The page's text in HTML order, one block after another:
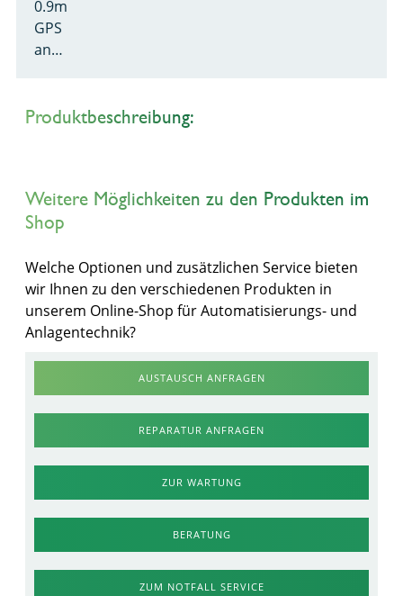
0.9m
GPS
an…
Produktbeschreibung:
Weitere Möglichkeiten zu den Produkten im
Shop
Welche Optionen und zusätzlichen Service bieten
wir Ihnen zu den verschiedenen Produkten in
unserem Online-Shop für Automatisierungs- und
Anlagentechnik?
AUSTAUSCH ANFRAGEN
REPARATUR ANFRAGEN
ZUR WARTUNG
BERATUNG
ZUM NOTFALL SERVICE